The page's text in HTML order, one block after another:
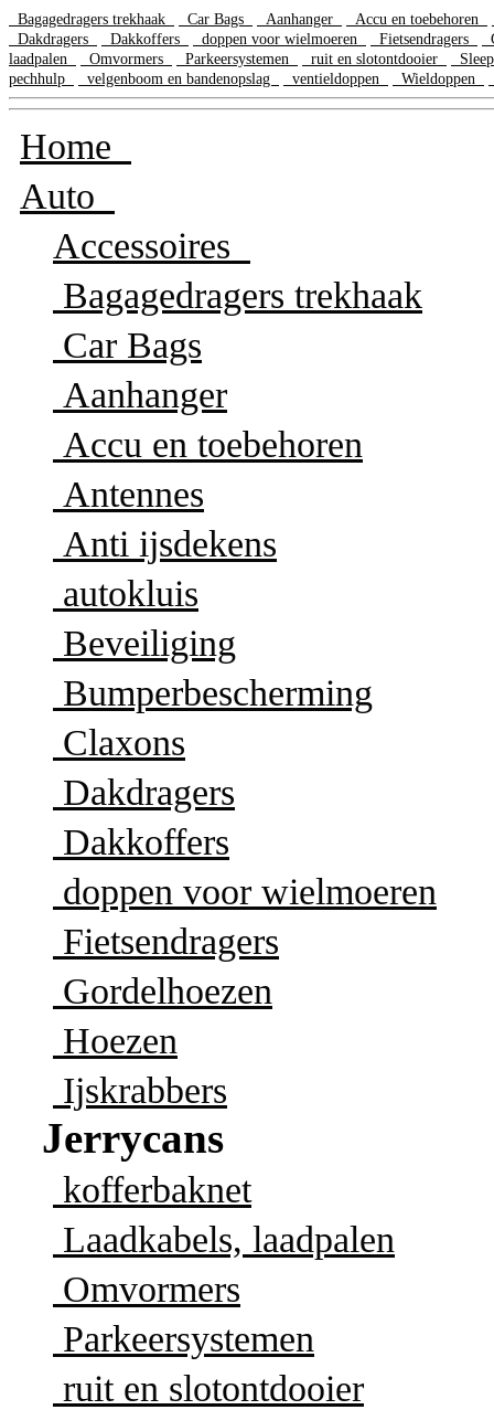
Bagagedragers trekhaak Car Bags Aanhanger Accu en toebehoren
Dakdragers
Dakkoffers doppen voor wielmoeren Fietsendragers
laadpalen
Omvormers Parkeersystemen ruit en slotontdooier
pechhulp
velgenboom en bandenopslag ventieldoppen Wieldoppen
Home
Auto
Accessoires
Bagagedragers trekhaak
Car Bags
Aanhanger
Accu en toebehoren
Antennes
Anti ijsdekens
autokluis
Beveiliging
Bumperbescherming
Claxons
Dakdragers
Dakkoffers
doppen voor wielmoeren
Fietsendragers
Gordelhoezen
Hoezen
Ijskrabbers
Jerrycans
kofferbaknet
Laadkabels, laadpalen
Omvormers
Parkeersystemen
ruit en slotontdooier